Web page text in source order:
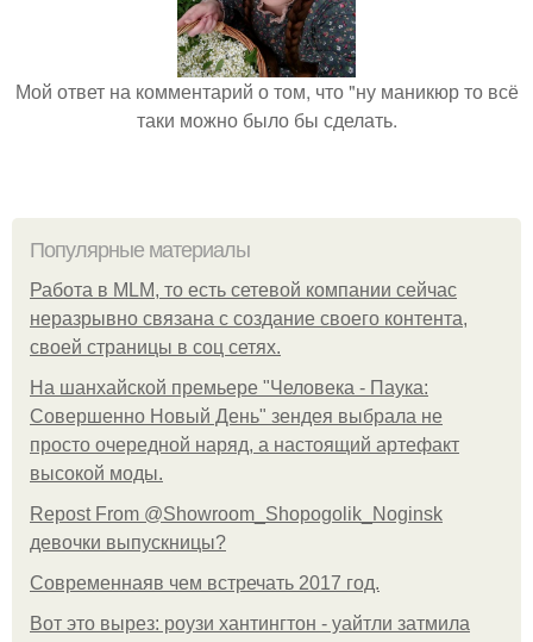
Мой ответ на комментарий о том, что "ну маникюр то всё
таки можно было бы сделать.
Популярные материалы
Работа в MLM, то есть сетевой компании сейчас
неразрывно связана с создание своего контента,
своей страницы в соц сетях.
На шанхайской премьере "Человека - Паука:
Совершенно Новый День" зендея выбрала не
просто очередной наряд, а настоящий артефакт
высокой моды.
Repost From @Showroom_Shopogolik_Noginsk
девочки выпускницы?
Современнаяв чем встречать 2017 год.
Вот это вырез: роузи хантингтон - уайтли затмила